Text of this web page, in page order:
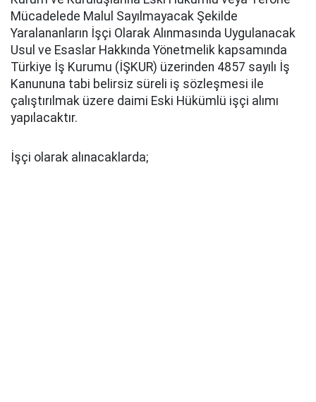
Mücadelede Malul Sayılmayacak Şekilde
Yaralananların İşçi Olarak Alınmasında Uygulanacak
Usul ve Esaslar Hakkında Yönetmelik kapsamında
Türkiye İş Kurumu (İŞKUR) üzerinden 4857 sayılı İş
Kanununa tabi belirsiz süreli iş sözleşmesi ile
çalıştırılmak üzere daimi Eski Hükümlü işçi alımı
yapılacaktır.
İşçi olarak alınacaklarda;